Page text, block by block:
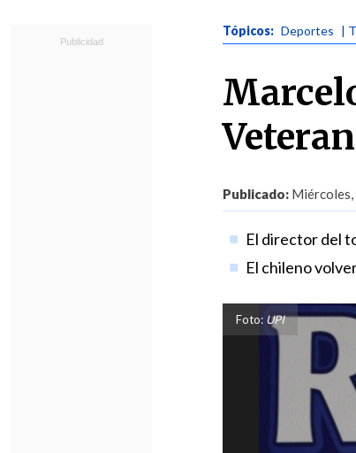
Tópicos: Deportes |
Publicado: Miércoles,
El director del
El chileno
Foto: UPI